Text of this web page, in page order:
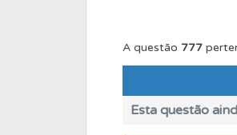
A questão 777
Esta questão